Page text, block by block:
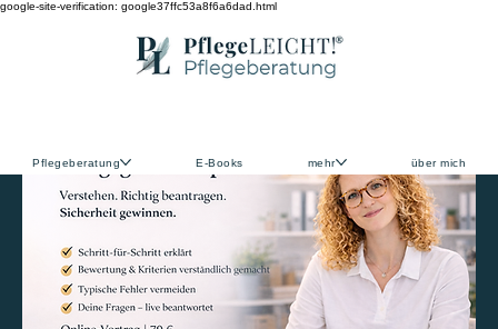
google-site-verification: google37ffc53a8f6a6dad.html
Pflegeberatung E-Books mehr über mich